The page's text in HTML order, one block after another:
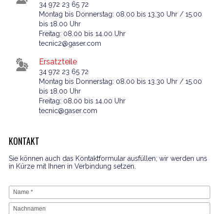
34 972 23 65 72
Montag bis Donnerstag: 08.00 bis 13.30 Uhr / 15.00
bis 18.00 Uhr
Freitag: 08.00 bis 14.00 Uhr
tecnic2@gaser.com
Ersatzteile
34 972 23 65 72
Montag bis Donnerstag: 08.00 bis 13.30 Uhr / 15.00
bis 18.00 Uhr
Freitag: 08.00 bis 14.00 Uhr
tecnic@gaser.com
KONTAKT
Sie können auch das Kontaktformular ausfüllen; wir werden uns
in Kürze mit Ihnen in Verbindung setzen.